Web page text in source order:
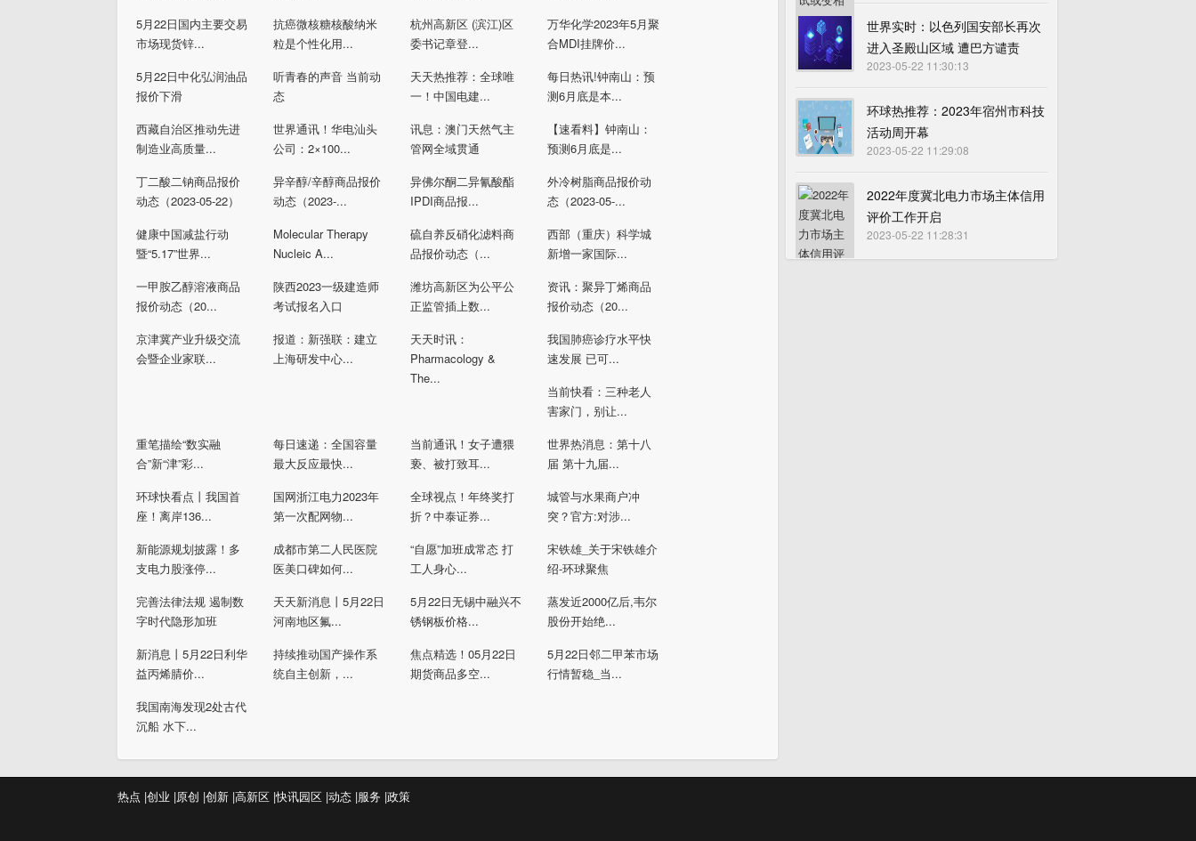
5月22日国内主要交易
市场现货锌...
抗癌微核糖核酸纳米
粒是个性化用...
杭州高新区 (滨江)区
委书记章登...
万华化学2023年5月聚
合MDI挂牌价...
5月22日中化弘润油品
报价下滑
听青春的声音 当前动
态
天天热推荐：全球唯
一！中国电建...
每日热讯!钟南山：预
测6月底是本...
西藏自治区推动先进
制造业高质量...
世界通讯！华电汕头
公司：2×100...
讯息：澳门天然气主
管网全域贯通
【速看料】钟南山：
预测6月底是...
丁二酸二钠商品报价
动态（2023-05-22）
异辛醇/辛醇商品报价
动态（2023-...
异佛尔酮二异氰酸酯
IPDI商品报...
外冷树脂商品报价动
态（2023-05-...
健康中国减盐行动
暨“5.17”世界...
Molecular Therapy
Nucleic A...
硫自养反硝化滤料商
品报价动态（...
西部（重庆）科学城
新增一家国际...
一甲胺乙醇溶液商品
报价动态（20...
陕西2023一级建造师
考试报名入口
潍坊高新区为公平公
正监管插上数...
资讯：聚异丁烯商品
报价动态（20...
京津冀产业升级交流
会暨企业家联...
报道：新强联：建立
上海研发中心...
天天时讯：
Pharmacology &
The...
我国肺癌诊疗水平快
速发展 已可...
当前快看：三种老人
害家门，别让...
重笔描绘“数实融
合”新“津”彩...
每日速递：全国容量
最大反应最快...
当前通讯！女子遭猥
亵、被打致耳...
世界热消息：第十八
届 第十九届...
环球快看点丨我国首
座！离岸136...
国网浙江电力2023年
第一次配网物...
全球视点！年终奖打
折？中泰证券...
城管与水果商户冲
突？官方:对涉...
新能源规划披露！多
支电力股涨停...
成都市第二人民医院
医美口碑如何...
“自愿”加班成常态 打
工人身心...
宋铁雄_关于宋铁雄介
绍-环球聚焦
完善法律法规 遏制数
字时代隐形加班
天天新消息丨5月22日
河南地区氟...
5月22日无锡中融兴不
锈钢板价格...
蒸发近2000亿后,韦尔
股份开始绝...
新消息丨5月22日利华
益丙烯腈价...
持续推动国产操作系
统自主创新，...
焦点精选！05月22日
期货商品多空...
5月22日邻二甲苯市场
行情暂稳_当...
我国南海发现2处古代
沉船 水下...
世界实时：以色列国安部长再次
进入圣殿山区域 遭巴方谴责
2023-05-22 11:30:13
环球热推荐：2023年宿州市科技
活动周开幕
2023-05-22 11:29:08
2022年度冀北电力市场主体信用
评价工作开启
2023-05-22 11:28:31
热点 |创业 |原创 |创新 |高新区 |快讯园区 |动态 |服务 |政策